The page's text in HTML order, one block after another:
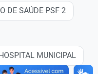
DE SAÚDE PSF 2
HOSPITAL MUNICIPAL